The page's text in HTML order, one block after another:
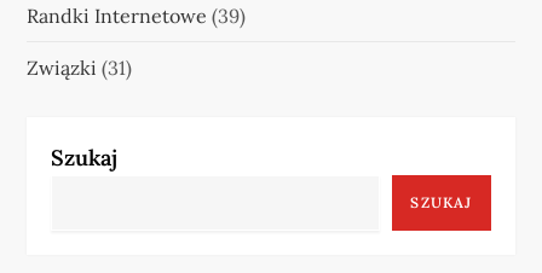
Randki Internetowe (39)
Związki (31)
Szukaj
SZUKAJ